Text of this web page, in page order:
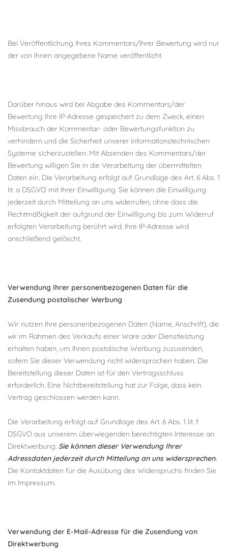
Bei Veröffentlichung Ihres Kommentars/Ihrer Bewertung wird nur
der von Ihnen angegebene Name veröffentlicht.
Darüber hinaus wird bei Abgabe des Kommentars/der
Bewertung Ihre IP-Adresse gespeichert zu dem Zweck, einen
Missbrauch der Kommentar- oder Bewertungsfunktion zu
verhindern und die Sicherheit unserer informationstechnischen
Systeme sicherzustellen. Mit Absenden des Kommentars/der
Bewertung willigen Sie in die Verarbeitung der übermittelten
Daten ein. Die Verarbeitung erfolgt auf Grundlage des Art. 6 Abs. 1
lit. a DSGVO mit Ihrer Einwilligung. Sie können die Einwilligung
jederzeit durch Mitteilung an uns widerrufen, ohne dass die
Rechtmäßigkeit der aufgrund der Einwilligung bis zum Widerruf
erfolgten Verarbeitung berührt wird. Ihre IP-Adresse wird
anschließend gelöscht.
Verwendung Ihrer personenbezogenen Daten für die
Zusendung postalischer Werbung
Wir nutzen Ihre personenbezogenen Daten (Name, Anschrift), die
wir im Rahmen des Verkaufs einer Ware oder Dienstleistung
erhalten haben, um Ihnen postalische Werbung zuzusenden,
sofern Sie dieser Verwendung nicht widersprochen haben. Die
Bereitstellung dieser Daten ist für den Vertragsschluss
erforderlich. Eine Nichtbereitstellung hat zur Folge, dass kein
Vertrag geschlossen werden kann.
Die Verarbeitung erfolgt auf Grundlage des Art. 6 Abs. 1 lit. f
DSGVO aus unserem überwiegenden berechtigten Interesse an
Direktwerbung. Sie können dieser Verwendung Ihrer
Adressdaten jederzeit durch Mitteilung an uns widersprechen.
Die Kontaktdaten für die Ausübung des Widerspruchs finden Sie
im Impressum.
Verwendung der E-Mail-Adresse für die Zusendung von
Direktwerbung